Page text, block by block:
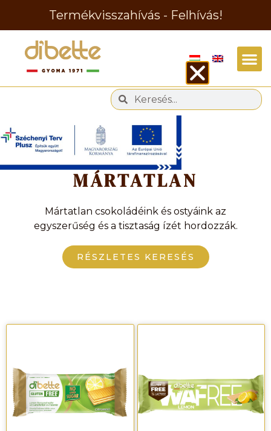
Termékvisszahívás - Felhívás!
Címke
MÁRTATLAN
Mártatlan csokoládéink és ostyáink az
egyszerűség és a tisztaság ízét hordozzák.
RÉSZLETES KERESÉS